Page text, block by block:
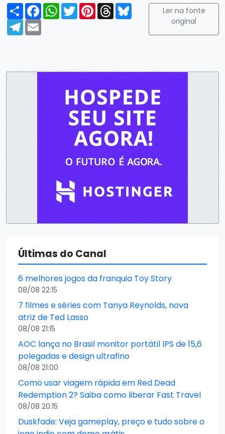
Compartilhar
FacebookWhatsApp
TwitterPinterest
ThreadsBluesky
Telegram
Email
Ler na fonte
original
Últimas do Canal
6 melhores jogos da franquia Toy Story
08/08 22:15
7 filmes e séries com Tanya Reynolds, nova
atriz de Ted Lasso
08/08 21:15
AOC lança no Brasil monitor portátil IPS de 15,6
polegadas e design ultrafino
08/08 21:00
Como usar viagem rápida em Red Dead
Redemption 2? Saiba como liberar Fast Travel
08/08 20:15
Duskfade: Veja gameplay, preço e tudo sobre o